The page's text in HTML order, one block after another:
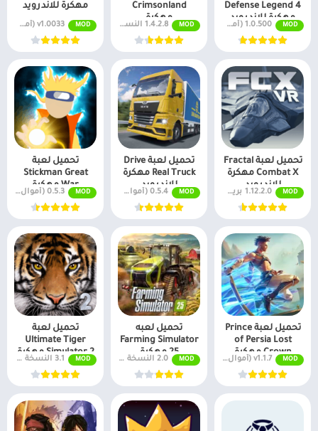
Defense Legend 4
مهكرة للاندرويد
MOD 1.0.500 (أموال لا نهائية + جميع المستويات)
Crimsonland
مهكرة
MOD 1.4.2.8 النسخة المدفوعة مجانًا
مهكرة للاندرويد
MOD v1.0033 (أموال لا نهائية + جميع المستويات)
تحميل لعبة Fractal
Combat X مهكرة
للاندرويد
MOD 1.12.2.0 بريميوم مفتوحة
تحميل لعبة Drive
Real Truck مهكرة
للاندرويد
MOD 0.5.4 (أموال لا نهائية + جميع المستويات)
تحميل لعبة
Stickman Great
War مهكرة
للأندرويد MOD 0.5.3 (أموال لا نهائية + جميع المستويات)
تحميل لعبة Prince
of Persia Lost
Crown مهكرة
للاندرويد MOD v1.1.7 (أموال لا نهائية + جميع المستويات)
تحميل لعبه
Farming Simulator
25 مهكرة
MOD 2.0 النسخة المدفوعة مجانًا
تحميل لعبة
Ultimate Tiger
Simulator 2 مهكرة
MOD 3.1 النسخة المدفوعة مجانًا